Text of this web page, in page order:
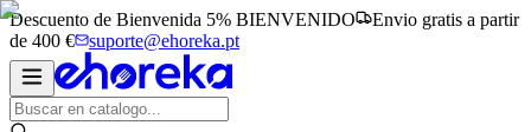
Descuento de Bienvenida 5% BIENVENIDO
Envio gratis a partir
de 400 €
suporte@ehoreka.pt